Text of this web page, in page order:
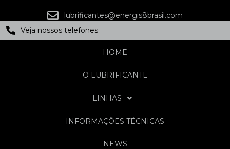
lubrificantes@energis8brasil.com
Veja nossos telefones
HOME
O LUBRIFICANTE
LINHAS
INFORMAÇÕES TÉCNICAS
NEWS